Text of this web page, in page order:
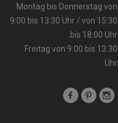
· Montag bis Donnerstag von
9:00 bis 13:30 Uhr / von 15:30
bis 18:00 Uhr
· Freitag von 9:00 bis 13:30
Uhr